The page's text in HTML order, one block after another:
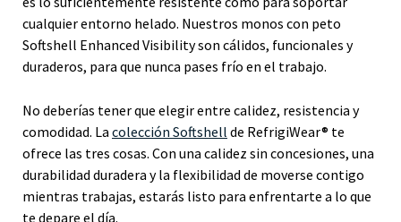
cualquier entorno helado. Nuestros monos con peto
Softshell Enhanced Visibility son cálidos, funcionales y
duraderos, para que nunca pases frío en el trabajo.
No deberías tener que elegir entre calidez, resistencia y
comodidad. La colección Softshell de RefrigiWear® te
ofrece las tres cosas. Con una calidez sin concesiones, una
durabilidad duradera y la flexibilidad de moverse contigo
mientras trabajas, estarás listo para enfrentarte a lo que
te depare el día.